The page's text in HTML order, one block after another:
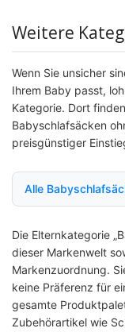
Weitere
Wenn Sie unsicher
Ihrem Baby passt,
Kategorie. Dort
Babyschlafsäcken
preisgünstiger
Alle
Die Elternkategorie
dieser Markenwelt
Markenzuordnung.
keine Präferenz für
gesamte
Zubehörartikel wie